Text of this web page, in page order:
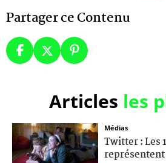
Partager ce Contenu
Articles les
Médias
Twitter : Les
représentent